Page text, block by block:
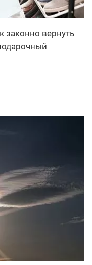
законно вернуть